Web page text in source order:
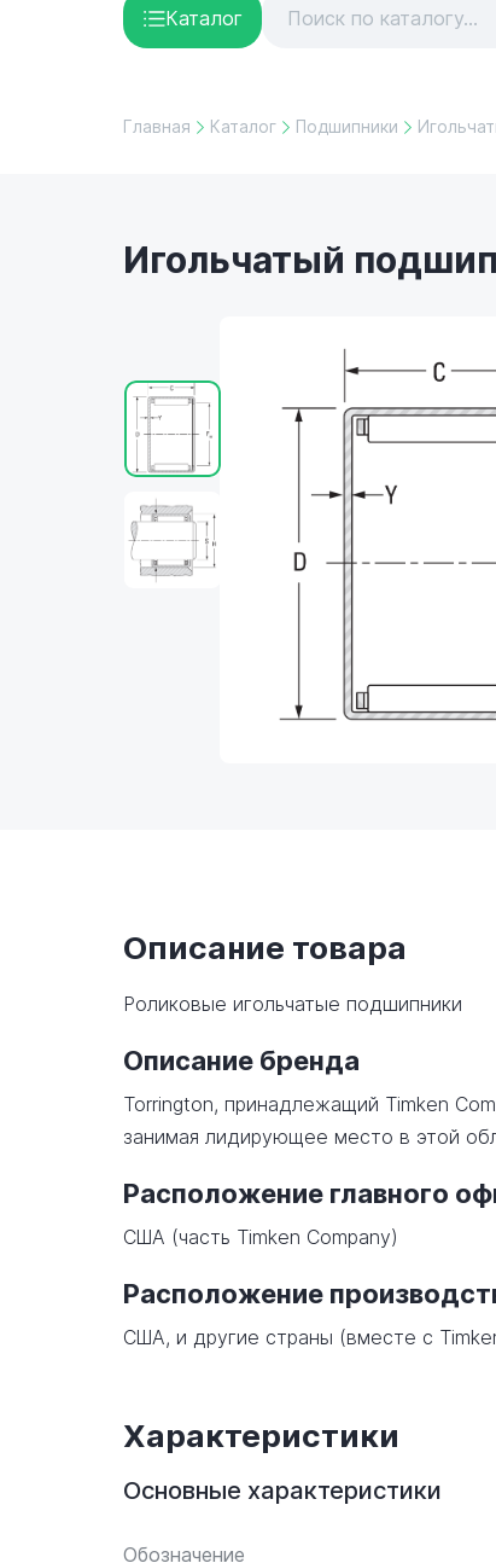
Каталог
Главная Каталог Подшипники
Игольчатый
Описание товара
Роликовые игольчатые подшипники
Описание бренда
Torrington, принадлежащий Timken
занимая лидирующее место в этой
Расположение главного
США (часть Timken Company)
Расположение
США, и другие страны (вместе с
Характеристики
Основные характеристики
Обозначение